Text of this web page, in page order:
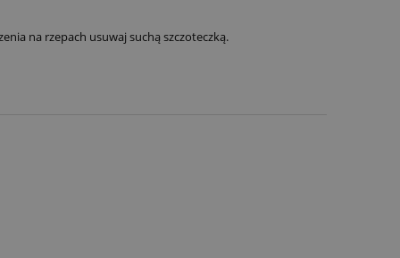
na rzepach usuwaj suchą szczoteczką.